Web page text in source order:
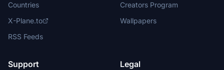
Countries
X-Plane.to
RSS Feeds
Creators Program
Wallpapers
Support Legal